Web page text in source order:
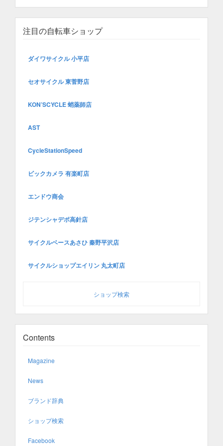
注目の自転車ショップ
ダイワサイクル 小平店
セオサイクル 東菅野店
KON’SCYCLE 蛸薬師店
AST
CycleStationSpeed
ビックカメラ 有楽町店
エンドウ商会
ジテンシャデポ高針店
サイクルベースあさひ 秦野平沢店
サイクルショップエイリン 丸太町店
ショップ検索
Contents
Magazine
News
ブランド辞典
ショップ検索
Facebook